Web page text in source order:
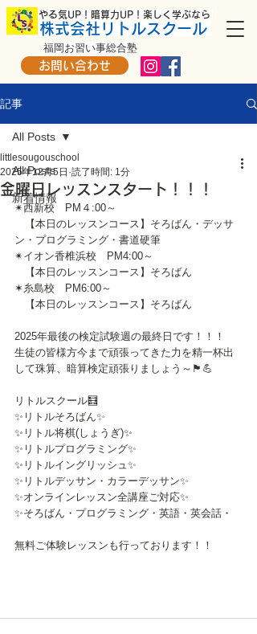
​ やる気UP！暗算力UP！楽しく学ぶなら
株式会社リトルスクール
お問い合わせ
福岡お習い事総合塾
記事
All Posts
新着情報
All Posts
金曜日レッスンスタート！！！
littlesougouschool
2025年12月5日 読了時間: 1分
✴西新校　PM４:00～
【本日のレッスンコース】そろばん・デッサ
ン・プログラミング・書道硬筆
✴イオン香椎浜校　PM4:00～
【本日のレッスンコース】そろばん
✶糸島校　PM6:00～
【本日のレッスンコース】そろばん
2025年最後の検定試験週の最終日です！！！
生徒の皆様方今まで頑張ってきた力を精一杯出
して珠算、暗算検定頑張りましょう～🏴💪
リトルスクール🧮
✨リトルそろばん✨
✨リトル将棋(しょうぎ)✨
✨リトルプログラミング✨
✨リトルイングリッシュ✨
✨リトルデッサン・カラーデッサン✨
✨オンラインレッスン全講座ご対応✨
✨そろばん・プログラミング・英語・英会話・
無料ご体験レッスンも行っております！！